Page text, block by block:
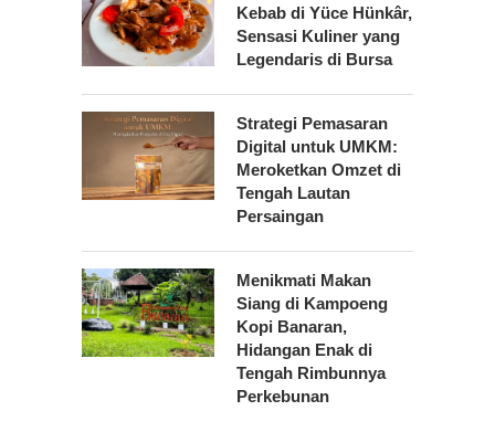
Kebab di Yüce Hünkâr,
Sensasi Kuliner yang
Legendaris di Bursa
Strategi Pemasaran
Digital untuk UMKM:
Meroketkan Omzet di
Tengah Lautan
Persaingan
Menikmati Makan
Siang di Kampoeng
Kopi Banaran,
Hidangan Enak di
Tengah Rimbunnya
Perkebunan